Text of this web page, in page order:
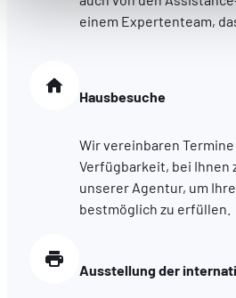
Améliorer votre expérience
comprenant comment vous
Proposer des offres et
sociaux utilisés et vous permettre
hébergé sur un site externe.
einem Expertenteam,
Hausbesuche
Wir vereinbaren
Verfügbarkeit, bei Ihnen
unserer Agentur, um
bestmöglich zu erfüllen.
Ausstellung der